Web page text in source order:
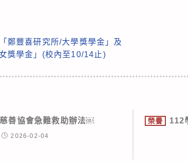
鄭豐喜研究所/大學獎學金」及
獎學金」(校內至10/14止)
善協會急難救助辦法￼
2026-02-04
榮譽
112